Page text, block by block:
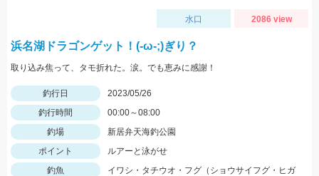
水口 2086 view
浜名湖ドラゴンゲット！(-ω-;)ぎり？
取り込み焦って、タモ折れた。涙。でも恵みに感謝！
釣行日
2023/05/26
釣行時間
00:00～08:00
釣場
新居弁天海釣公園
ポイント
ルアーと泳がせ
釣魚
イワシ・タチウオ・フグ（ショウサイフグ・ヒガ